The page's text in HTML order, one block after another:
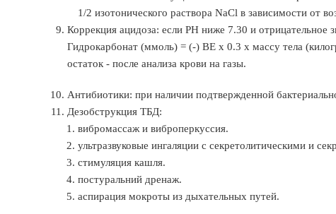
1/2 изотонического раствора NaCl в зависимости от
Коррекция ацидоза: если РН ниже 7.30 и
Гидрокарбонат (ммоль) = (-) ВЕ х 0.3 х массу тела
остаток - после анализа крови на газы.
Антибиотики: при наличии подтвержденной
Дезобструкция ТБД:
вибромассаж и виброперкуссия.
ультразвуковые ингаляции с секретолитическими и
стимуляция кашля.
постуральний дренаж.
аспирация мокроты из дыхательных путей.